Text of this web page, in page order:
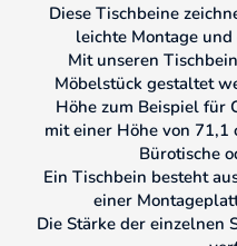
Diese Tischbeine
leichte Montage
Mit unseren
Möbelstück gestaltet
Höhe zum Beispiel für
mit einer Höhe von
Bürotische
Ein Tischbein besteht
einer
Die Stärke der einzelnen